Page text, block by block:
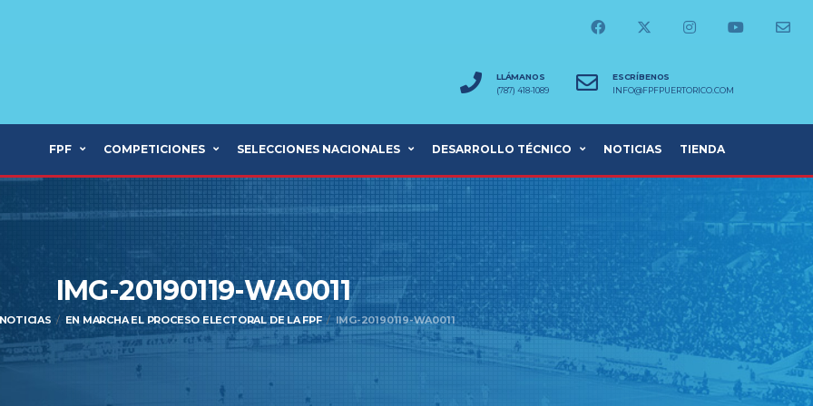
LLÁMANOS
(787) 418-1089
ESCRÍBENOS
INFO@FPFPUERTORICO.COM
FPF COMPETICIONES SELECCIONES NACIONALES DESARROLLO TÉCNICO NOTICIAS TIENDA
IMG-20190119-WA0011
EN MARCHA EL PROCESO ELECTORAL DE LA FPF IMG-20190119-WA0011